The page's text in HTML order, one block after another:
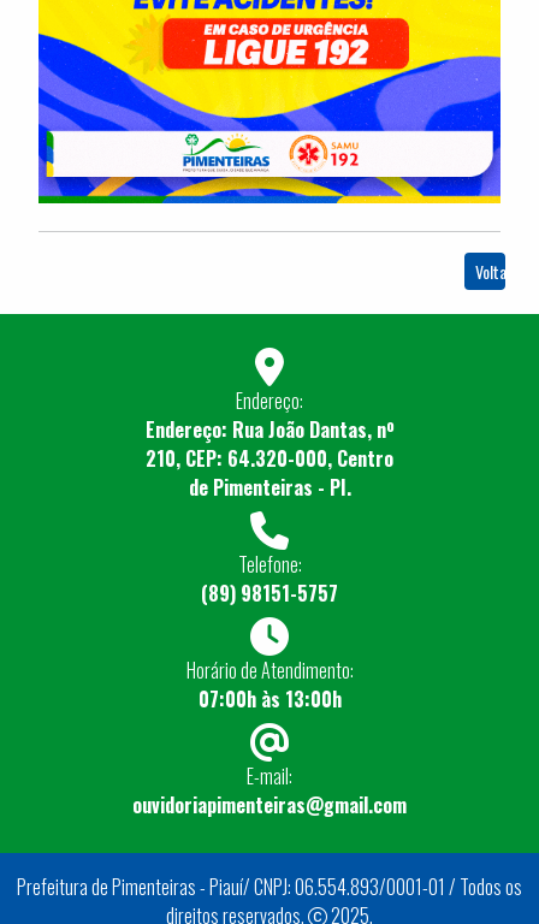
Voltar
Endereço:
Endereço: Rua João Dantas, nº
210, CEP: 64.320-000, Centro
de Pimenteiras - PI.
Telefone:
(89) 98151-5757
Horário de Atendimento:
07:00h às 13:00h
E-mail:
ouvidoriapimenteiras@gmail.com
Prefeitura de Pimenteiras - Piauí/ CNPJ: 06.554.893/0001-01 / Todos os
direitos reservados.
2025.